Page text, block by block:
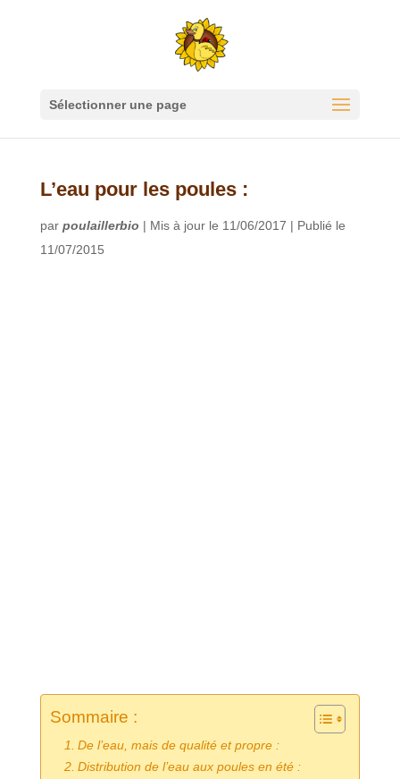
Sélectionner une page
L’eau pour les poules :
par poulaillerbio | Mis à jour le 11/06/2017 | Publié le
11/07/2015
Sommaire :
De l’eau, mais de qualité et propre :
Distribution de l’eau aux poules en été :